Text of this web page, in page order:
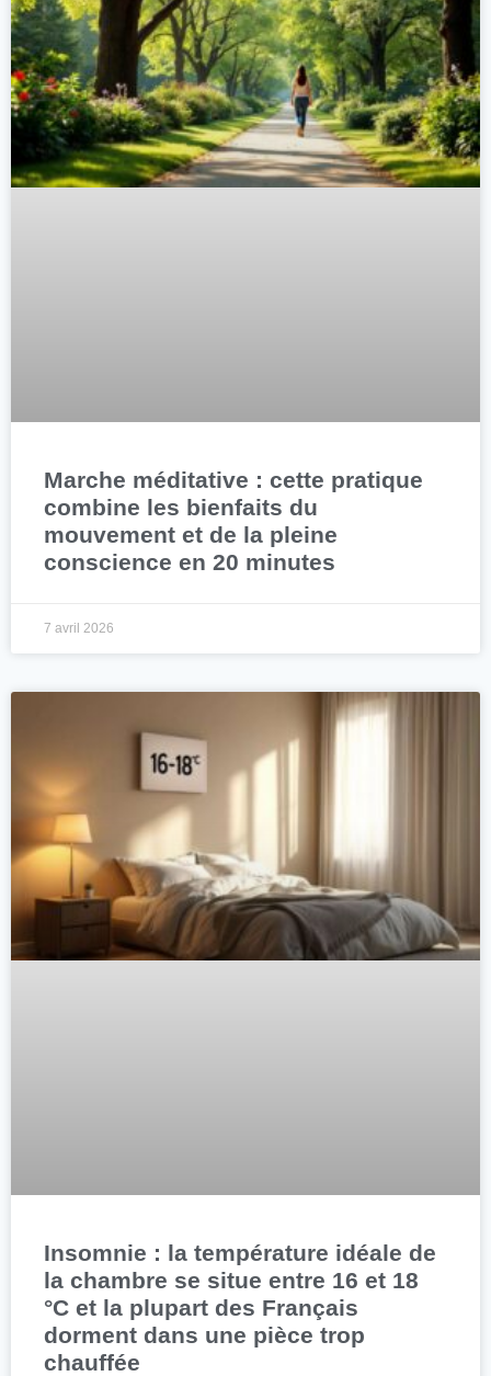
Marche méditative : cette pratique
combine les bienfaits du
mouvement et de la pleine
conscience en 20 minutes
7 avril 2026
Insomnie : la température idéale de
la chambre se situe entre 16 et 18
°C et la plupart des Français
dorment dans une pièce trop
chauffée